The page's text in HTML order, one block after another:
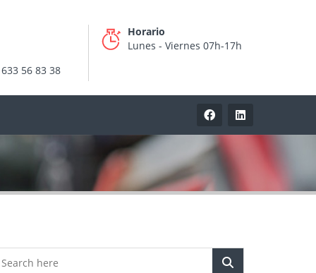
56 83 38
Horario
Lunes - Viernes 07h-17h